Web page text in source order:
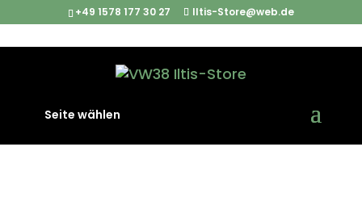
+49 1578 177 30 27 Iltis-Store@web.de
Seite wählen
Geoinformationswesen bronze Bundeswehr